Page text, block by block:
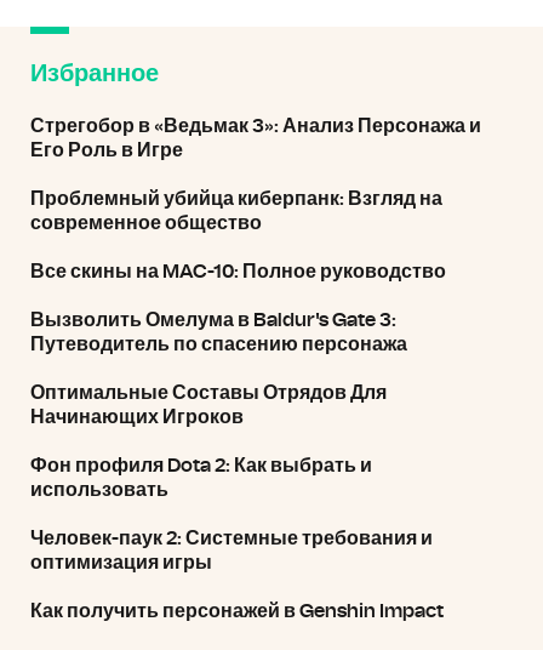
Избранное
Стрегобор в «Ведьмак 3»: Анализ Персонажа и
Его Роль в Игре
Проблемный убийца киберпанк: Взгляд на
современное общество
Все скины на MAC-10: Полное руководство
Вызволить Омелума в Baldur's Gate 3:
Путеводитель по спасению персонажа
Оптимальные Составы Отрядов Для
Начинающих Игроков
Фон профиля Dota 2: Как выбрать и
использовать
Человек-паук 2: Системные требования и
оптимизация игры
Как получить персонажей в Genshin Impact